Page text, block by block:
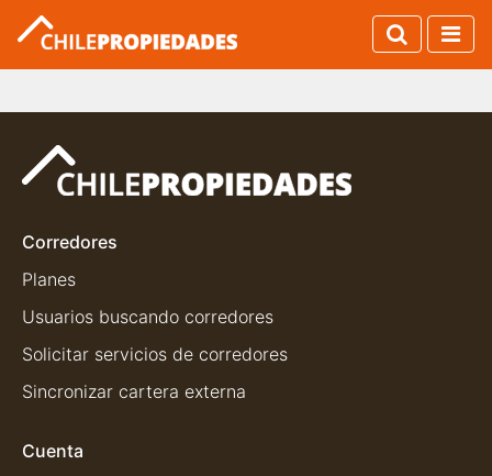
Corredores
Planes
Usuarios buscando corredores
Solicitar servicios de corredores
Sincronizar cartera externa
Cuenta